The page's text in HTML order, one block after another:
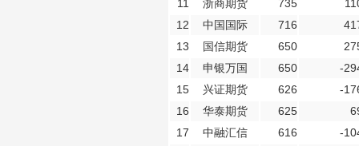
11
浙商期货 735
12
中国国际 716
13
国信期货 650
14
申银万国 650
-
15
兴证期货 626
-
16
华泰期货 625
17
中融汇信 616
-